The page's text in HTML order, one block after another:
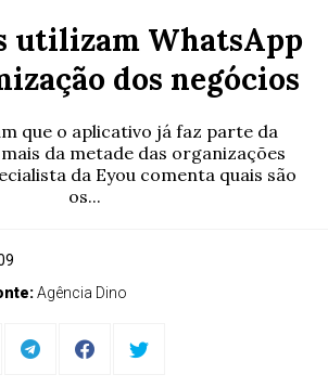
utilizam WhatsApp
dos negócios
que o aplicativo já faz parte da
da metade das organizações
da Eyou comenta quais são
os...
Agência Dino